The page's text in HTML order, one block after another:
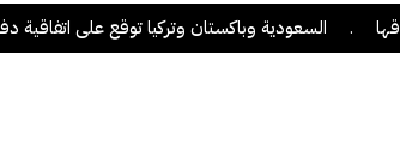
السعودية وباكستان وتركيا توقع على اتفاقية دفاع مشترك